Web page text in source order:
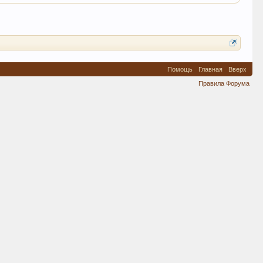
Помощь Главная
Вверх
Правила Форума